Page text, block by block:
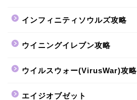
インフィニティソウルズ攻略
ウイニングイレブン攻略
ウイルスウォー(VirusWar)攻略
エイジオブゼット